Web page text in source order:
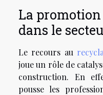
La
dans le
Le recours au
joue un rôle de
construction. En
pousse les